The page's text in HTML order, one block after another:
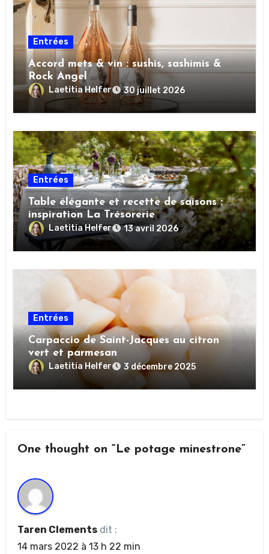
Entrées
Accord mets & vin : sushis, sashimis &
Rock Angel
Laetitia Helfer 30 juillet 2026
Entrées
Table élégante et recette de saisons :
inspiration La Trésorerie
Laetitia Helfer 13 avril 2026
Entrées
Carpaccio de Saint-Jacques au citron
vert et parmesan
Laetitia Helfer 3 décembre 2025
One thought on “Le potage minestrone”
Taren Clements dit :
14 mars 2022 à 13 h 22 min